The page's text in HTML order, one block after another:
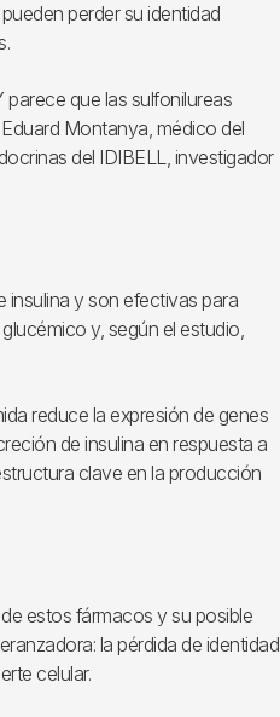
perder su identidad
parece que las sulfonilureas
Montanya, médico del
del IDIBELL, investigador
insulina y son efectivas para
y, según el estudio,
reduce la expresión de genes
de insulina en respuesta a
clave en la producción
estos fármacos y su posible
la pérdida de identidad
celular.